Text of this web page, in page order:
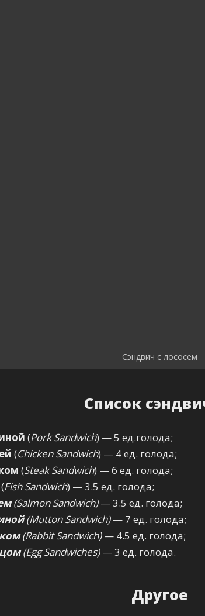
Сэндвич с лососем
Список
(Pork Sandwich) — 5 ед.голода;
(Chicken Sandwich) — 4 ед. голода;
(Steak Sandwich) — 6 ед. голода;
(Fish Sandwich) — 3.5 ед. голода;
(Salmon Sandwich)— 3.5 ед. голода;
(Mutton Sandwich)— 7 ед. голода;
(Rabbit Sandwich)— 4.5 ед. голода;
(Egg Sandwiches)— 3 ед. голода.
Другое